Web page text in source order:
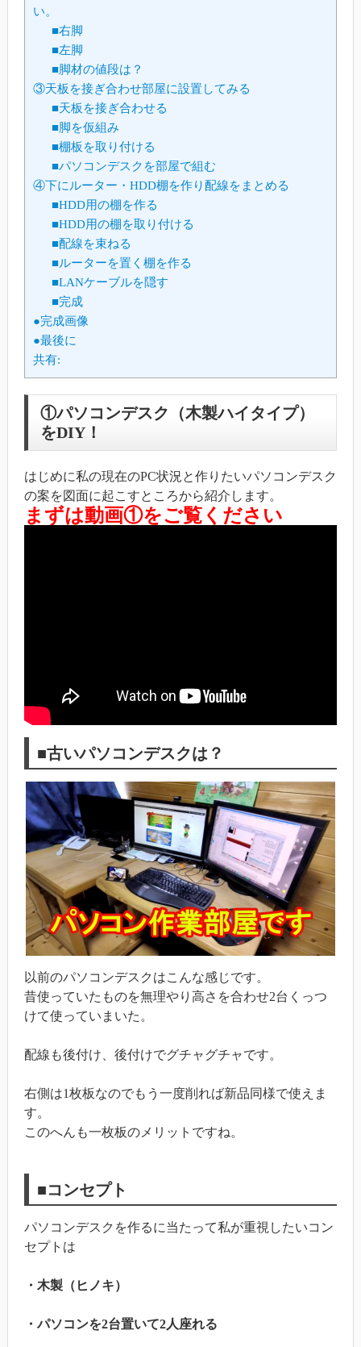
い。
■右脚
■左脚
■脚材の値段は？
③天板を接ぎ合わせ部屋に設置してみる
■天板を接ぎ合わせる
■脚を仮組み
■棚板を取り付ける
■パソコンデスクを部屋で組む
④下にルーター・HDD棚を作り配線をまとめる
■HDD用の棚を作る
■HDD用の棚を取り付ける
■配線を束ねる
■ルーターを置く棚を作る
■LANケーブルを隠す
■完成
●完成画像
●最後に
共有:
①パソコンデスク（木製ハイタイプ）
をDIY！
はじめに私の現在のPC状況と作りたいパソコンデスク
の案を図面に起こすところから紹介します。
まずは動画①をご覧ください
■古いパソコンデスクは？
以前のパソコンデスクはこんな感じです。
昔使っていたものを無理やり高さを合わせ2台くっつ
けて使っていまいた。
配線も後付け、後付けでグチャグチャです。
右側は1枚板なのでもう一度削れば新品同様で使えま
す。
このへんも一枚板のメリットですね。
■コンセプト
パソコンデスクを作るに当たって私が重視したいコン
セプトは
・木製（ヒノキ）
・パソコンを2台置いて2人座れる